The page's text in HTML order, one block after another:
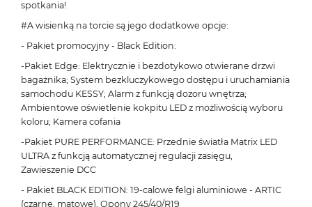
spotkania!
#A wisienką na torcie są jego dodatkowe opcje:
- Pakiet promocyjny - Black Edition:
-Pakiet Edge: Elektrycznie i bezdotykowo otwierane drzwi
bagażnika; System bezkluczykowego dostępu i uruchamiania
samochodu KESSY; Alarm z funkcją dozoru wnętrza;
Ambientowe oświetlenie kokpitu LED z możliwością wyboru
koloru; Kamera cofania
-Pakiet PURE PERFORMANCE: Przednie światła Matrix LED
ULTRA z funkcją automatycznej regulacji zasięgu,
Zawieszenie DCC
- Pakiet BLACK EDITION: 19-calowe felgi aluminiowe - ARTIC
(czarne, matowe), Opony 245/40/R19